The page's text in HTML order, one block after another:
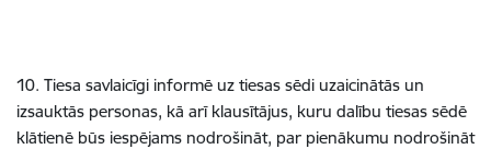
10. Tiesa savlaicīgi informē uz tiesas sēdi uzaicinātās un
izsauktās personas, kā arī klausītājus, kuru dalību tiesas sēdē
klātienē būs iespējams nodrošināt, par pienākumu nodrošināt